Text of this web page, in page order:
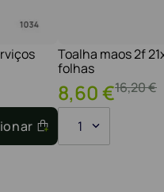
Toalha maos 2f
folhas
16,20€
8,60€
1